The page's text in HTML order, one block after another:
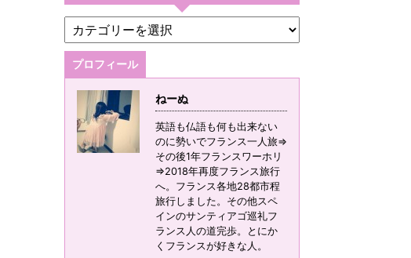
プロフィール
ねーぬ
英語も仏語も何も出来ない
のに勢いでフランス一人旅⇒
その後1年フランスワーホリ
⇒2018年再度フランス旅行
へ。フランス各地28都市程
旅行しました。その他スペ
インのサンティアゴ巡礼フ
ランス人の道完歩。とにか
くフランスが好きな人。